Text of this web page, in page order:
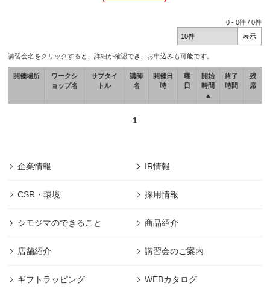
0 -0件 /0件
講習会名をクリックすると、詳細が確認でき、お申込みも可能です。
開催場所
ワークシ
ョップ名
サブタイ
トル
講師
名
開催日
時
曜
日
開始
時間
▲
終了
時間
残
席
1
企業情報 IR情報
CSR・環境 採用情報
シモジマのできること 商品紹介
店舗紹介 講習会のご案内
ギフトラッピング WEBカタログ